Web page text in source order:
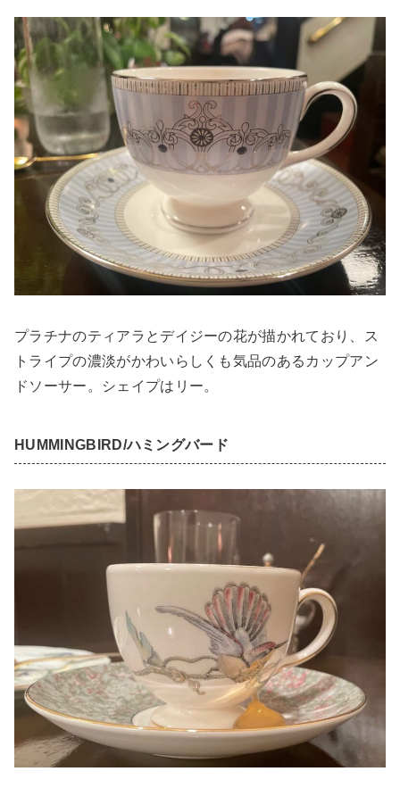
プラチナのティアラとデイジーの花が描かれており、ス
トライプの濃淡がかわいらしくも気品のあるカップアン
ドソーサー。シェイプはリー。
HUMMINGBIRD/ハミングバード